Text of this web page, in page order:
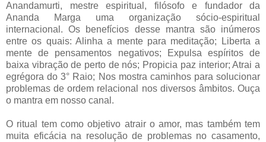
Anandamurti, mestre espiritual, filósofo e fundador da
Ananda Marga uma organização sócio-espiritual
internacional. Os benefícios desse mantra são inúmeros
entre os quais: Alinha a mente para meditação; Liberta a
mente de pensamentos negativos; Expulsa espíritos de
baixa vibração de perto de nós; Propicia paz interior; Atrai a
egrégora do 3° Raio; Nos mostra caminhos para solucionar
problemas de ordem relacional nos diversos âmbitos. Ouça
o mantra em nosso canal.
O ritual tem como objetivo atrair o amor, mas também tem
muita eficácia na resolução de problemas no casamento,